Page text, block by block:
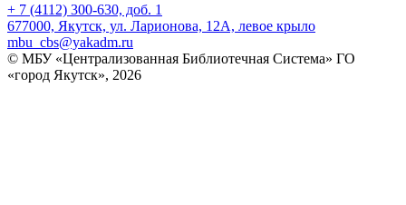
+ 7 (4112) 300-630, доб. 1
677000, Якутск, ул. Ларионова, 12А, левое крыло
mbu_cbs@yakadm.ru
© МБУ «Централизованная Библиотечная Система» ГО
«город Якутск», 2026